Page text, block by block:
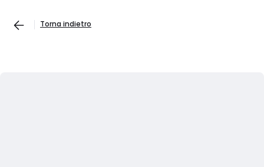
Torna indietro